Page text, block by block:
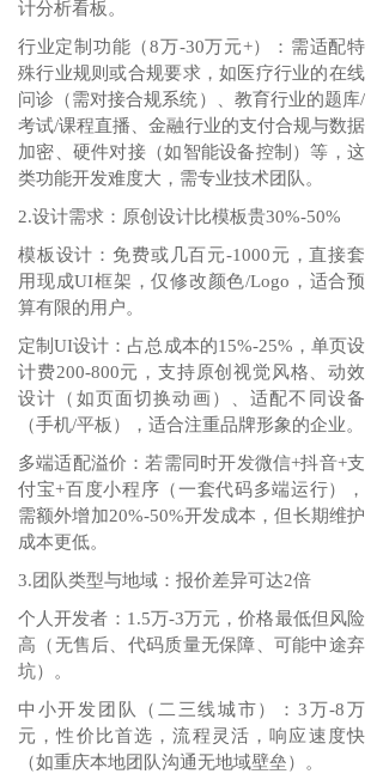
计分析看板。
行业定制功能（8万-30万元+）：需适配特
殊行业规则或合规要求，如医疗行业的在线
问诊（需对接合规系统）、教育行业的题库/
考试/课程直播、金融行业的支付合规与数据
加密、硬件对接（如智能设备控制）等，这
类功能开发难度大，需专业技术团队。
2.设计需求：原创设计比模板贵30%-50%
模板设计：免费或几百元-1000元，直接套
用现成UI框架，仅修改颜色/Logo，适合预
算有限的用户。
定制UI设计：占总成本的15%-25%，单页设
计费200-800元，支持原创视觉风格、动效
设计（如页面切换动画）、适配不同设备
（手机/平板），适合注重品牌形象的企业。
多端适配溢价：若需同时开发微信+抖音+支
付宝+百度小程序（一套代码多端运行），
需额外增加20%-50%开发成本，但长期维护
成本更低。
3.团队类型与地域：报价差异可达2倍
个人开发者：1.5万-3万元，价格最低但风险
高（无售后、代码质量无保障、可能中途弃
坑）。
中小开发团队（二三线城市）：3万-8万
元，性价比首选，流程灵活，响应速度快
（如重庆本地团队沟通无地域壁垒）。